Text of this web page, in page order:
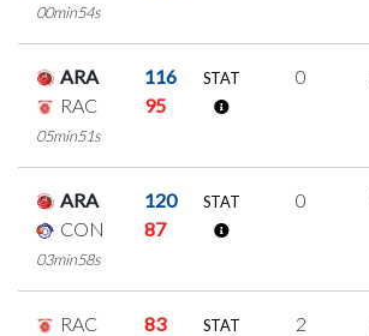
00min54s
ARA
116
RAC
95
05min51s
STAT 0
ARA
120
CON
87
03min58s
STAT 0
RAC
83
STAT 2